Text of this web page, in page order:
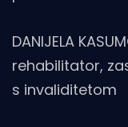
DANIJELA
rehabilitator,
s invaliditetom